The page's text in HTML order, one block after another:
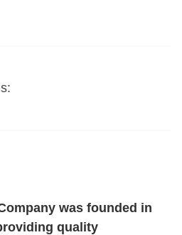
was founded in
quality